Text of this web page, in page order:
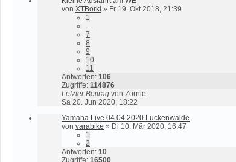
von XTBorki » Fr 19. Okt 2018, 21:39
1
7
8
9
10
11
Antworten: 106
Zugriffe: 114876
Letzter Beitrag von Zörnie
Sa 20. Jun 2020, 18:22
Yamaha Live 04.04.2020 Luckenwalde
von varabike » Di 10. Mär 2020, 16:47
1
2
Antworten: 10
Zugriffe: 16500